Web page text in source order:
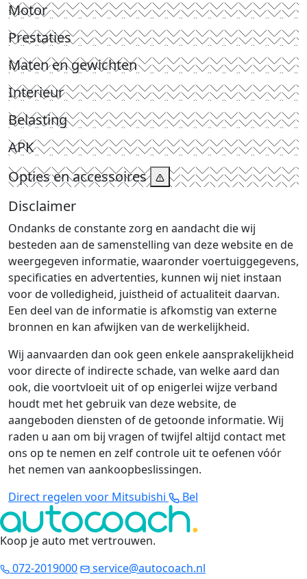
Motor
Prestaties
Maten en gewichten
Interieur
Belasting
APK
Opties en accessoires
Disclaimer
Ondanks de constante zorg en aandacht die wij
besteden aan de samenstelling van deze website en de
weergegeven informatie, waaronder voertuiggegevens,
specificaties en advertenties, kunnen wij niet instaan
voor de volledigheid, juistheid of actualiteit daarvan.
Een deel van de informatie is afkomstig van externe
bronnen en kan afwijken van de werkelijkheid.
Wij aanvaarden dan ook geen enkele aansprakelijkheid
voor directe of indirecte schade, van welke aard dan
ook, die voortvloeit uit of op enigerlei wijze verband
houdt met het gebruik van deze website, de
aangeboden diensten of de getoonde informatie. Wij
raden u aan om bij vragen of twijfel altijd contact met
ons op te nemen en zelf controle uit te oefenen vóór
het nemen van aankoopbeslissingen.
Direct regelen voor Mitsubishi
Bel
Koop je auto met vertrouwen.
072-2019000
service@autocoach.nl